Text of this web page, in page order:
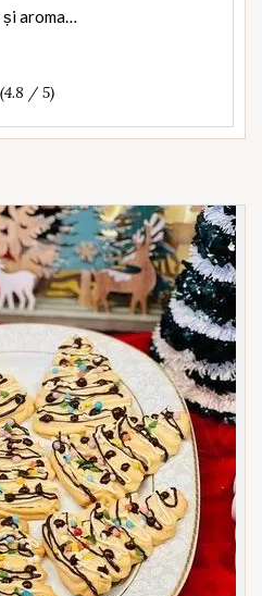
aroma…
(4.8 / 5)